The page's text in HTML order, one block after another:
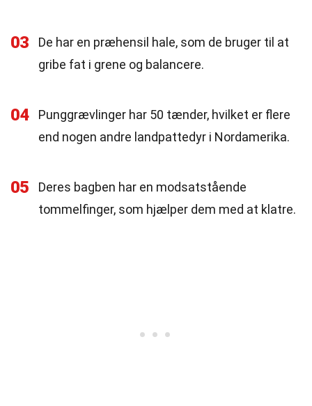
03
De har en præhensil hale, som de bruger til at
gribe fat i grene og balancere.
04
Punggrævlinger har 50 tænder, hvilket er flere
end nogen andre landpattedyr i Nordamerika.
05
Deres bagben har en modsatstående
tommelfinger, som hjælper dem med at klatre.